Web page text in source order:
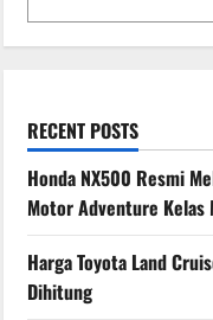
RECENT POSTS
Honda NX500 Resmi
Motor Adventure Kelas
Harga Toyota Land
Dihitung